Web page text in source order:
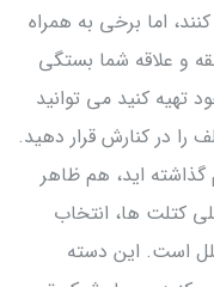
اما برخی به همراه
و علاقه شما بستگی
تهیه کنید می توانید
در کنارش قرار دهید.
اید، هم ظاهر
کتلت ها، انتخاب
است. این دسته